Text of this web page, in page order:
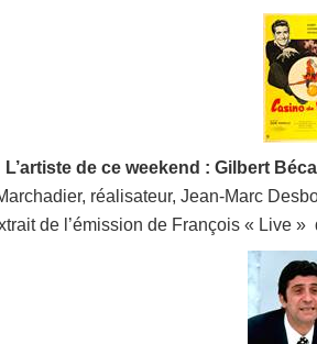
L’artiste de ce weekend : Gilbert
réalisateur, Jean-Marc
de l’émission de François « Live